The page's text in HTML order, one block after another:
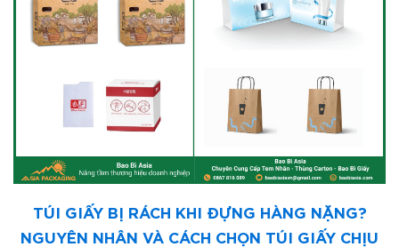
TÚI GIẤY BỊ RÁCH KHI ĐỰNG HÀNG NẶNG?
NGUYÊN NHÂN VÀ CÁCH CHỌN TÚI GIẤY CHỊU